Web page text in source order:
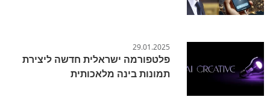
29.01.2025
פלטפורמה ישראלית חדשה ליצירת
תמונות בינה מלאכותית